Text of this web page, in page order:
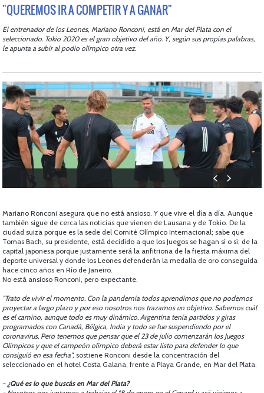
"QUEREMOS IR A COMPETIR Y A GANAR"
El entrenador de los Leones, Mariano Ronconi, está en Mar del Plata con el
seleccionado. Tokio 2020 es el gran objetivo del año. Y, según sus propias palabras,
le apunta a subir al podio olímpico otra vez.
Mariano Ronconi asegura que no está ansioso. Y que vive el día a día. Aunque
también sigue de cerca las noticias que vienen de Lausana y de Tokio. De la
ciudad suiza porque es la sede del Comité Olímpico Internacional; sabe que
Tomas Bach, su presidente, está decidido a que los Juegos se hagan sí o sí; de la
capital japonesa porque justamente será la anfitriona de la fiesta máxima del
deporte universal y donde los Leones defenderán la medalla de oro conseguida
hace cinco años en Río de Janeiro.
No está ansioso Ronconi, pero expectante.
"Trato de vivir el momento. Con la pandemia todos aprendimos que no podemos
proyectar a largo plazo y por eso nosotros nos trazamos un objetivo. Sabemos cuál
es el camino, aunque todo es muy dinámico. Argentina tenía partidos y giras
programados con Canadá, Bélgica, India y todo se fue suspendiendo por el
coronavirus. Pero tenemos que pensar que el 23 de julio comenzarán los Juegos
Olímpicos y que el campeón olímpico deberá estar listo para defender lo que
consiguió en esa fecha", sostiene Ronconi desde la concentración del
seleccionado en el hotel Costa Galana, frente a Playa Grande, en Mar del Plata.
- ¿Qué es lo que buscás en Mar del Plata?